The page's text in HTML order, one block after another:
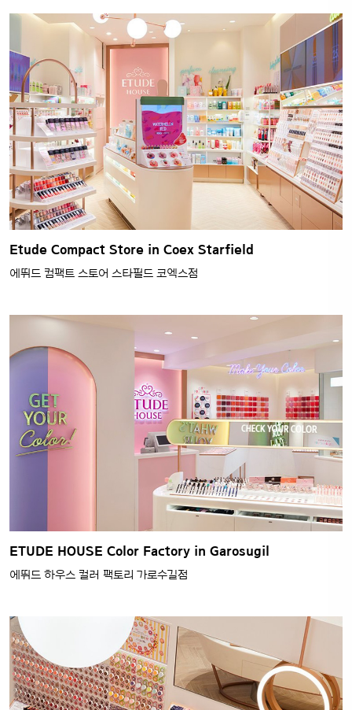
Etude Compact Store in Coex Starfield
에뛰드 컴팩트 스토어 스타필드 코엑스점
ETUDE HOUSE Color Factory in Garosugil
에뛰드 하우스 컬러 팩토리 가로수길점